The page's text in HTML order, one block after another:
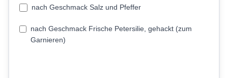
nach Geschmack Salz und Pfeffer
nach Geschmack Frische Petersilie, gehackt (zum
Garnieren)